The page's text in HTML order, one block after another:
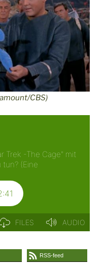
CBS)
RSS-feed